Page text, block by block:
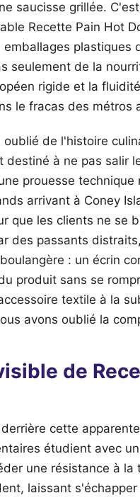
saucisse grillée.
Recette Pain Hot
plastiques
seulement de la
rigide et la
le fracas des métros
de l'histoire
destiné à ne pas salir
prouesse
arrivant à Coney
que les clients ne se
des passants
: un écrin
produit sans se
textile à la
avons oublié la
de
cette
étudient avec
une résistance à
laissant